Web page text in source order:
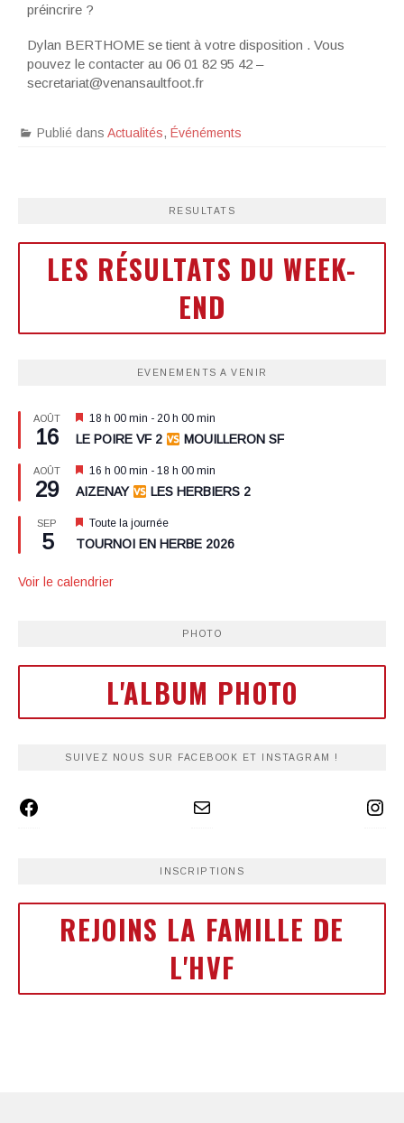
préincrire ?
Dylan BERTHOME se tient à votre disposition . Vous
pouvez le contacter au 06 01 82 95 42 –
secretariat@venansaultfoot.fr
Publié dans Actualités, Événéments
RESULTATS
LES RÉSULTATS DU WEEK-
END
EVENEMENTS A VENIR
AOÛT
16
Mis
en
avant
18 h 00 min - 20 h 00 min
LE POIRE VF 2 MOUILLERON SF
AOÛT
29
Mis
en
avant
16 h 00 min - 18 h 00 min
AIZENAY LES HERBIERS 2
SEP
5
Mis
en
avant
Toute la journée
TOURNOI EN HERBE 2026
Voir le calendrier
PHOTO
L'ALBUM PHOTO
SUIVEZ NOUS SUR FACEBOOK ET INSTAGRAM !
INSCRIPTIONS
REJOINS LA FAMILLE DE
L'HVF